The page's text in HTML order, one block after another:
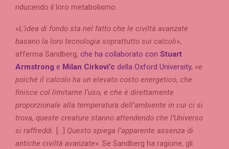
riducendo il loro metabolismo.
«L’idea di fondo sta nel fatto che le civiltà avanzate
basano la loro tecnologia soprattutto sui calcoli»,
afferma Sandberg, che ha collaborato con Stuart
Armstrong e Milan Cirkovi’c della Oxford University, «e
poiché il calcolo ha un elevato costo energetico, che
finisce col limitarne l’uso, e che è direttamente
proporzionale alla temperatura dell’ambiente in cui ci si
trova, queste creature stanno attendendo che l’Universo
si raffreddi.
[…] Questo spiega l’apparente assenza di
antiche civiltà avanzate». Se Sandberg ha ragione, gli